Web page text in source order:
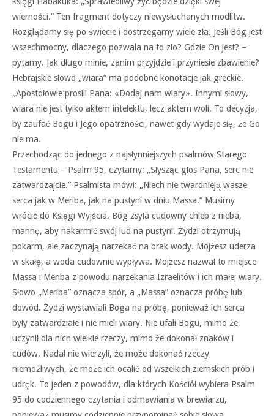
wierności.” Ten fragment dotyczy niewysłuchanych modlitw.
Rozglądamy się po świecie i dostrzegamy wiele zła. Jeśli Bóg jest
wszechmocny, dlaczego pozwala na to zło? Gdzie On jest? –
pytamy. Jak długo minie, zanim przyjdzie i przyniesie zbawienie?
Hebrajskie słowo „wiara” ma podobne konotacje jak greckie.
„Apostołowie prosili Pana: «Dodaj nam wiary». Innymi słowy,
wiara nie jest tylko aktem intelektu, lecz aktem woli. To decyzja,
by zaufać Bogu i Jego opatrzności, nawet gdy wydaje się, że Go
nie ma.
Przechodząc do jednego z najsłynniejszych psalmów Starego
Testamentu – Psalm 95, czytamy: „Słysząc głos Pana, serc nie
zatwardzajcie.” Psalmista mówi: „Niech nie twardnieją wasze
serca jak w Meriba, jak na pustyni w dniu Massa.” Musimy
wrócić do Księgi Wyjścia. Bóg zsyła cudowny chleb z nieba,
mannę, aby nakarmić swój lud na pustyni. Żydzi otrzymują
pokarm, ale zaczynają narzekać na brak wody. Mojżesz uderza
w skałę, a woda cudownie wypływa. Mojżesz nazwał to miejsce
Massa i Meriba z powodu narzekania Izraelitów i ich małej wiary.
Słowo „Meriba” oznacza spór, a „Massa” oznacza próbę lub
dowód. Żydzi wystawiali Boga na próbę, ponieważ ich serca
były zatwardziałe i nie mieli wiary. Nie ufali Bogu, mimo że
uczynił dla nich wielkie rzeczy, mimo że dokonał znaków i
cudów. Nadal nie wierzyli, że może dokonać rzeczy
niemożliwych, że może ich ocalić od wszelkich ziemskich prób i
udręk. To jeden z powodów, dla których Kościół wybiera Psalm
95 do codziennego czytania i odmawiania w brewiarzu,